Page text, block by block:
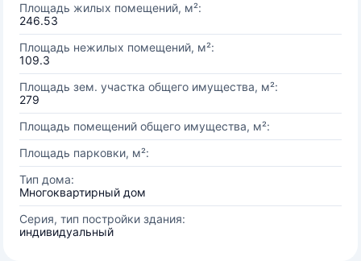
Площадь жилых помещений, м²:
246.53
Площадь нежилых помещений, м²:
109.3
Площадь зем. участка общего имущества, м²:
279
Площадь помещений общего имущества, м²:
Площадь парковки, м²:
Тип дома:
Многоквартирный дом
Серия, тип постройки здания:
индивидуальный